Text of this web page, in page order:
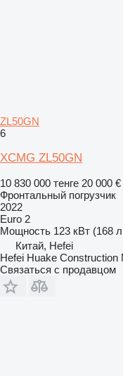
ZL50GN
6
XCMG ZL50GN
10 830 000 тенге 20 000 €
Фронтальный погрузчик
2022
Euro 2
Мощность 123 кВт (168
Китай, Hefei
Hefei Huake Construction
Связаться с продавцом